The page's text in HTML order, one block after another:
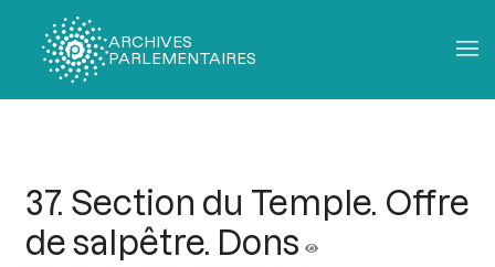
ARCHIVES
PARLEMENTAIRES
37. Section du Temple. Offre
de salpêtre. Dons